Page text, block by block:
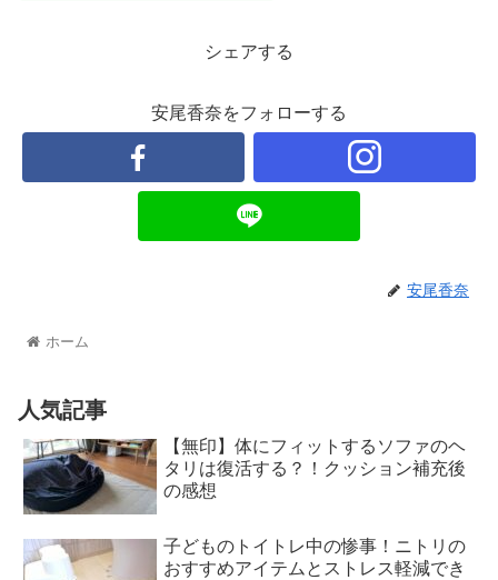
シェアする
安尾香奈をフォローする
安尾香奈
ホーム
人気記事
【無印】体にフィットするソファのヘ
タリは復活する？！クッション補充後
の感想
子どものトイトレ中の惨事！ニトリの
おすすめアイテムとストレス軽減でき